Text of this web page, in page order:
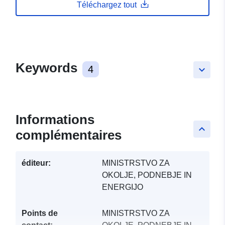
Téléchargez tout
keyboard_arrow_down
Keywords 4
keyboard_arrow_up
Informations
complémentaires
éditeur:
MINISTRSTVO ZA
OKOLJE, PODNEBJE IN
ENERGIJO
Points de
MINISTRSTVO ZA